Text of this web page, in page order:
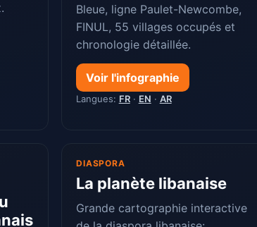
Bleue, ligne Paulet-Newcombe,
FINUL, 55 villages occupés et
chronologie détaillée.
Voir l'infographie
Langues: FR· EN · AR
DIASPORA
La planète libanaise
Grande cartographie interactive